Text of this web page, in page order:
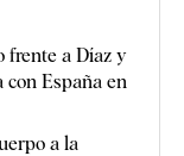
frente a Díaz y
con España en
a la